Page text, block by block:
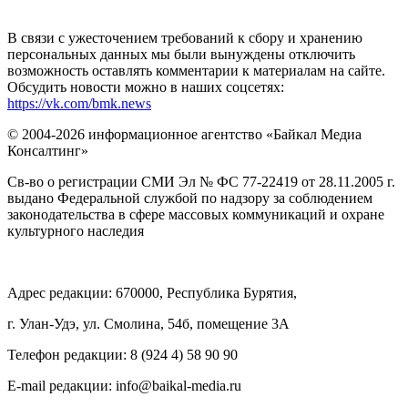
В связи с ужесточением требований к сбору и хранению
персональных данных мы были вынуждены отключить
возможность оставлять комментарии к материалам на сайте.
Обсудить новости можно в наших соцсетях:
https://vk.com/bmk.news
© 2004-2026 информационное агентство «Байкал Медиа
Консалтинг»
Св-во о регистрации СМИ Эл № ФС 77-22419 от 28.11.2005 г.
выдано Федеральной службой по надзору за соблюдением
законодательства в сфере массовых коммуникаций и охране
культурного наследия
Адрес редакции: 670000, Республика Бурятия,
г. Улан-Удэ, ул. Смолина, 54б, помещение 3А
Телефон редакции: ‎‎8 (924 4) 58 90 90
E-mail редакции: info@baikal-media.ru